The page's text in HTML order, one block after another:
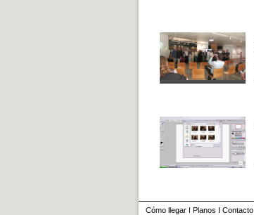
Cómo llegar I Planos I Contacto